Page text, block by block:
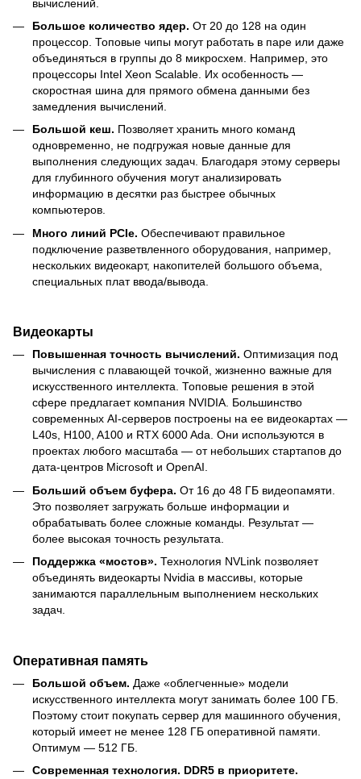
вычислений.
Большое количество ядер. От 20 до 128 на один
процессор. Топовые чипы могут работать в паре или даже
объединяться в группы до 8 микросхем. Например, это
процессоры Intel Xeon Scalable. Их особенность —
скоростная шина для прямого обмена данными без
замедления вычислений.
Большой кеш. Позволяет хранить много команд
одновременно, не подгружая новые данные для
выполнения следующих задач. Благодаря этому серверы
для глубинного обучения могут анализировать
информацию в десятки раз быстрее обычных
компьютеров.
Много линий PCIe. Обеспечивают правильное
подключение разветвленного оборудования, например,
нескольких видеокарт, накопителей большого объема,
специальных плат ввода/вывода.
Видеокарты
Повышенная точность вычислений. Оптимизация под
вычисления с плавающей точкой, жизненно важные для
искусственного интеллекта. Топовые решения в этой
сфере предлагает компания NVIDIA. Большинство
современных AI-серверов построены на ее видеокартах —
L40s, H100, A100 и RTX 6000 Ada. Они используются в
проектах любого масштаба — от небольших стартапов до
дата-центров Microsoft и OpenAI.
Больший объем буфера. От 16 до 48 ГБ видеопамяти.
Это позволяет загружать больше информации и
обрабатывать более сложные команды. Результат —
более высокая точность результата.
Поддержка «мостов». Технология NVLink позволяет
объединять видеокарты Nvidia в массивы, которые
занимаются параллельным выполнением нескольких
задач.
Оперативная память
Большой объем. Даже «облегченные» модели
искусственного интеллекта могут занимать более 100 ГБ.
Поэтому стоит покупать сервер для машинного обучения,
который имеет не менее 128 ГБ оперативной памяти.
Оптимум — 512 ГБ.
Современная технология. DDR5 в приоритете.